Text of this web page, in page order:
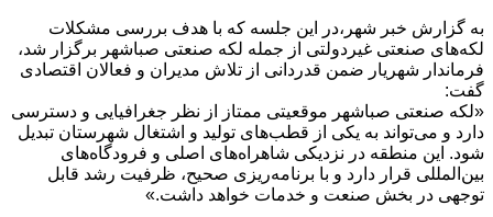
به گزارش خبر شهر،در این جلسه که با هدف بررسی مشکلات
لکه‌های صنعتی غیردولتی از جمله لکه صنعتی صباشهر برگزار شد،
فرماندار شهریار ضمن قدردانی از تلاش مدیران و فعالان اقتصادی
گفت:
«لکه صنعتی صباشهر موقعیتی ممتاز از نظر جغرافیایی و دسترسی
دارد و می‌تواند به یکی از قطب‌های تولید و اشتغال شهرستان تبدیل
شود. این منطقه در نزدیکی شاهراه‌های اصلی و فرودگاه‌های
بین‌المللی قرار دارد و با برنامه‌ریزی صحیح، ظرفیت رشد قابل
توجهی در بخش صنعت و خدمات خواهد داشت.»